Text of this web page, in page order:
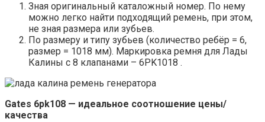
Зная оригинальный каталожный номер. По нему
можно легко найти подходящий ремень, при этом,
не зная размера или зубьев.
По размеру и типу зубьев (количество ребёр = 6,
размер = 1018 мм). Маркировка ремня для Лады
Калины с 8 клапанами – 6PK1018 .
Gates 6pk108 — идеальное соотношение цены/
качества